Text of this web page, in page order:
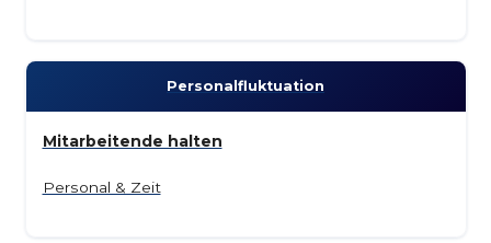
Personal­fluktuation
Mitarbeitende halten
Personal & Zeit